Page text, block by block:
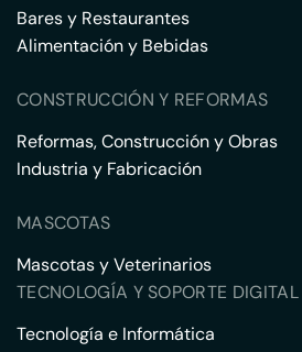
Bares y Restaurantes
Alimentación y Bebidas
CONSTRUCCIÓN Y REFORMAS
Reformas, Construcción y Obras
Industria y Fabricación
MASCOTAS
Mascotas y Veterinarios
TECNOLOGÍA Y SOPORTE DIGITAL
Tecnología e Informática